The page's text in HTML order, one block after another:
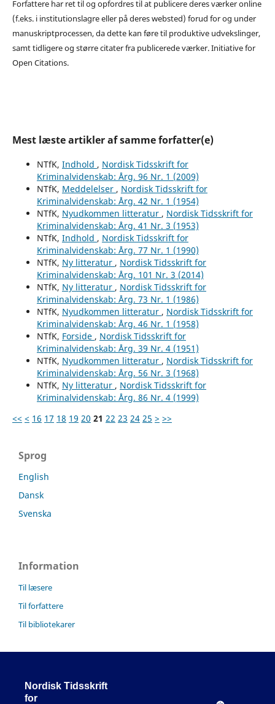
Forfattere har ret til og opfordres til at publicere deres værker online
(f.eks. i institutionslagre eller på deres websted) forud for og under
manuskriptprocessen, da dette kan føre til produktive udvekslinger,
samt tidligere og større citater fra publicerede værker. Initiative for
Open Citations.
Mest læste artikler af samme forfatter(e)
NTfK, Indhold , Nordisk Tidsskrift for
Kriminalvidenskab: Årg. 96 Nr. 1 (2009)
NTfK, Meddelelser , Nordisk Tidsskrift for
Kriminalvidenskab: Årg. 42 Nr. 1 (1954)
NTfK, Nyudkommen litteratur , Nordisk Tidsskrift for
Kriminalvidenskab: Årg. 41 Nr. 3 (1953)
NTfK, Indhold , Nordisk Tidsskrift for
Kriminalvidenskab: Årg. 77 Nr. 1 (1990)
NTfK, Ny litteratur , Nordisk Tidsskrift for
Kriminalvidenskab: Årg. 101 Nr. 3 (2014)
NTfK, Ny litteratur , Nordisk Tidsskrift for
Kriminalvidenskab: Årg. 73 Nr. 1 (1986)
NTfK, Nyudkommen litteratur , Nordisk Tidsskrift for
Kriminalvidenskab: Årg. 46 Nr. 1 (1958)
NTfK, Forside , Nordisk Tidsskrift for
Kriminalvidenskab: Årg. 39 Nr. 4 (1951)
NTfK, Nyudkommen litteratur , Nordisk Tidsskrift for
Kriminalvidenskab: Årg. 56 Nr. 3 (1968)
NTfK, Ny litteratur , Nordisk Tidsskrift for
Kriminalvidenskab: Årg. 86 Nr. 4 (1999)
<< < 16 17 18 19 20 21 22 23 24 25 > >>
Sprog
English
Dansk
Svenska
Information
Til læsere
Til forfattere
Til bibliotekarer
Nordisk Tidsskrift
for